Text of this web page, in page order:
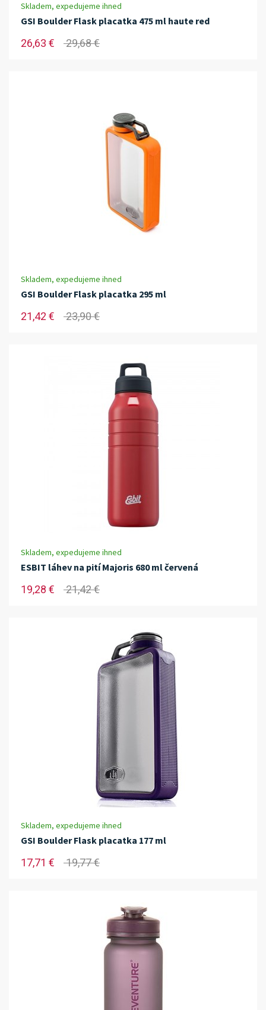
Skladem, expedujeme ihned
GSI Boulder Flask placatka 475 ml haute red
26,63 € 29,68 €
Skladem, expedujeme ihned
GSI Boulder Flask placatka 295 ml
21,42 € 23,90 €
Skladem, expedujeme ihned
ESBIT láhev na pití Majoris 680 ml červená
19,28 € 21,42 €
Skladem, expedujeme ihned
GSI Boulder Flask placatka 177 ml
17,71 € 19,77 €